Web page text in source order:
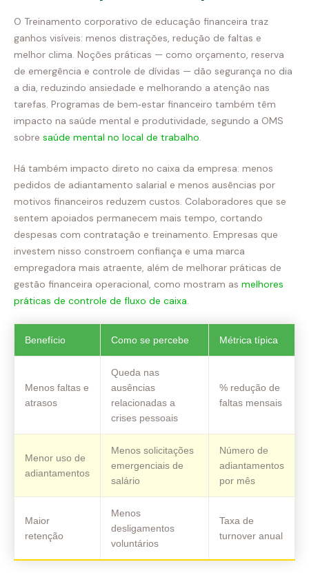
O Treinamento corporativo de educação financeira traz
ganhos visíveis: menos distrações, redução de faltas e
melhor clima. Noções práticas — como orçamento, reserva
de emergência e controle de dívidas — dão segurança no dia
a dia, reduzindo ansiedade e melhorando a atenção nas
tarefas. Programas de bem‑estar financeiro também têm
impacto na saúde mental e produtividade, segundo a OMS
sobre saúde mental no local de trabalho.
Há também impacto direto no caixa da empresa: menos
pedidos de adiantamento salarial e menos ausências por
motivos financeiros reduzem custos. Colaboradores que se
sentem apoiados permanecem mais tempo, cortando
despesas com contratação e treinamento. Empresas que
investem nisso constroem confiança e uma marca
empregadora mais atraente, além de melhorar práticas de
gestão financeira operacional, como mostram as melhores
práticas de controle de fluxo de caixa.
Benefício Como se percebe Métrica típica
Menos faltas e
atrasos
Queda nas
ausências
relacionadas a
crises pessoais
% redução de
faltas mensais
Menor uso de
adiantamentos
Menos solicitações
emergenciais de
salário
Número de
adiantamentos
por mês
Maior
retenção
Menos
desligamentos
voluntários
Taxa de
turnover anual